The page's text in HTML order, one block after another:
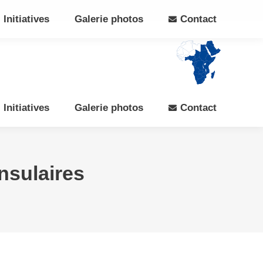
Facebook
opens
in
new
X
opens
in
new
Initiatives Galerie photos Contact
Initiatives Galerie photos Contact